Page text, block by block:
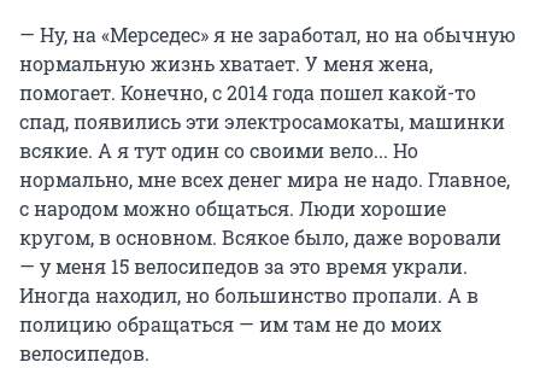
— Ну, на «Мерседес» я не заработал, но на обычную
нормальную жизнь хватает. У меня жена,
помогает. Конечно, с 2014 года пошел какой-то
спад, появились эти электросамокаты, машинки
всякие. А я тут один со своими вело... Но
нормально, мне всех денег мира не надо. Главное,
с народом можно общаться. Люди хорошие
кругом, в основном. Всякое было, даже воровали
— у меня 15 велосипедов за это время украли.
Иногда находил, но большинство пропали. А в
полицию обращаться — им там не до моих
велосипедов.